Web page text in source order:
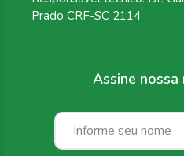
Prado CRF-SC 2114
Assine nossa